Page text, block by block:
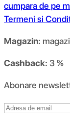
cumpara de pe
Termeni si
Magazin:
Cashback: 3 %
Abonare